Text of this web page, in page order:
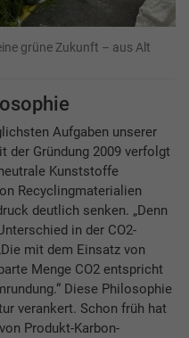
grüne Zukunft – aus Alt
Aufgaben unserer
der Gründung 2009 verfolgt
Kunststoffe
Recyclingmaterialien
deutlich senken. „Denn
in der CO2-
mit dem Einsatz von
Menge CO2 entspricht
Diese Philosophie
verankert. Schon früh hat
Produkt-Karbon-